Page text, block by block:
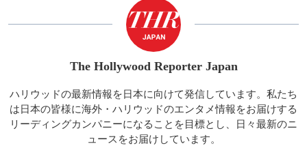
The Hollywood Reporter Japan
ハリウッドの最新情報を日本に向けて発信しています。私たち
は日本の皆様に海外・ハリウッドのエンタメ情報をお届けする
リーディングカンパニーになることを目標とし、日々最新のニ
ュースをお届けしています。